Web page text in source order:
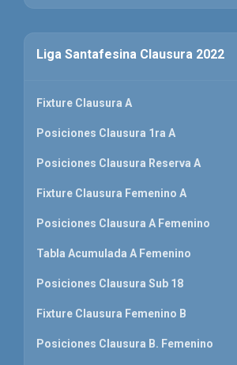
Liga Santafesina Clausura 2022
Fixture Clausura A
Posiciones Clausura 1ra A
Posiciones Clausura Reserva A
Fixture Clausura Femenino A
Posiciones Clausura A Femenino
Tabla Acumulada A Femenino
Posiciones Clausura Sub 18
Fixture Clausura Femenino B
Posiciones Clausura B. Femenino